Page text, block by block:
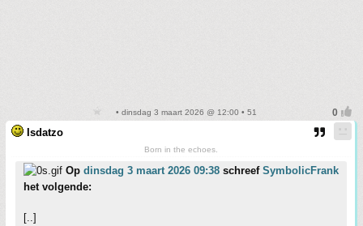
• dinsdag 3 maart 2026 @ 12:00 • 51
Isdatzo
Born in the echoes.
Op dinsdag 3 maart 2026 09:38 schreef SymbolicFrank
het volgende:
[..]